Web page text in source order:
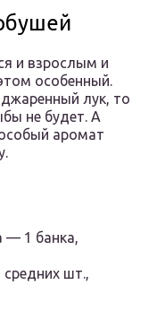
и взрослым и
особенный.
лук, то
не будет. А
аромат
— 1 банка,
шт.,